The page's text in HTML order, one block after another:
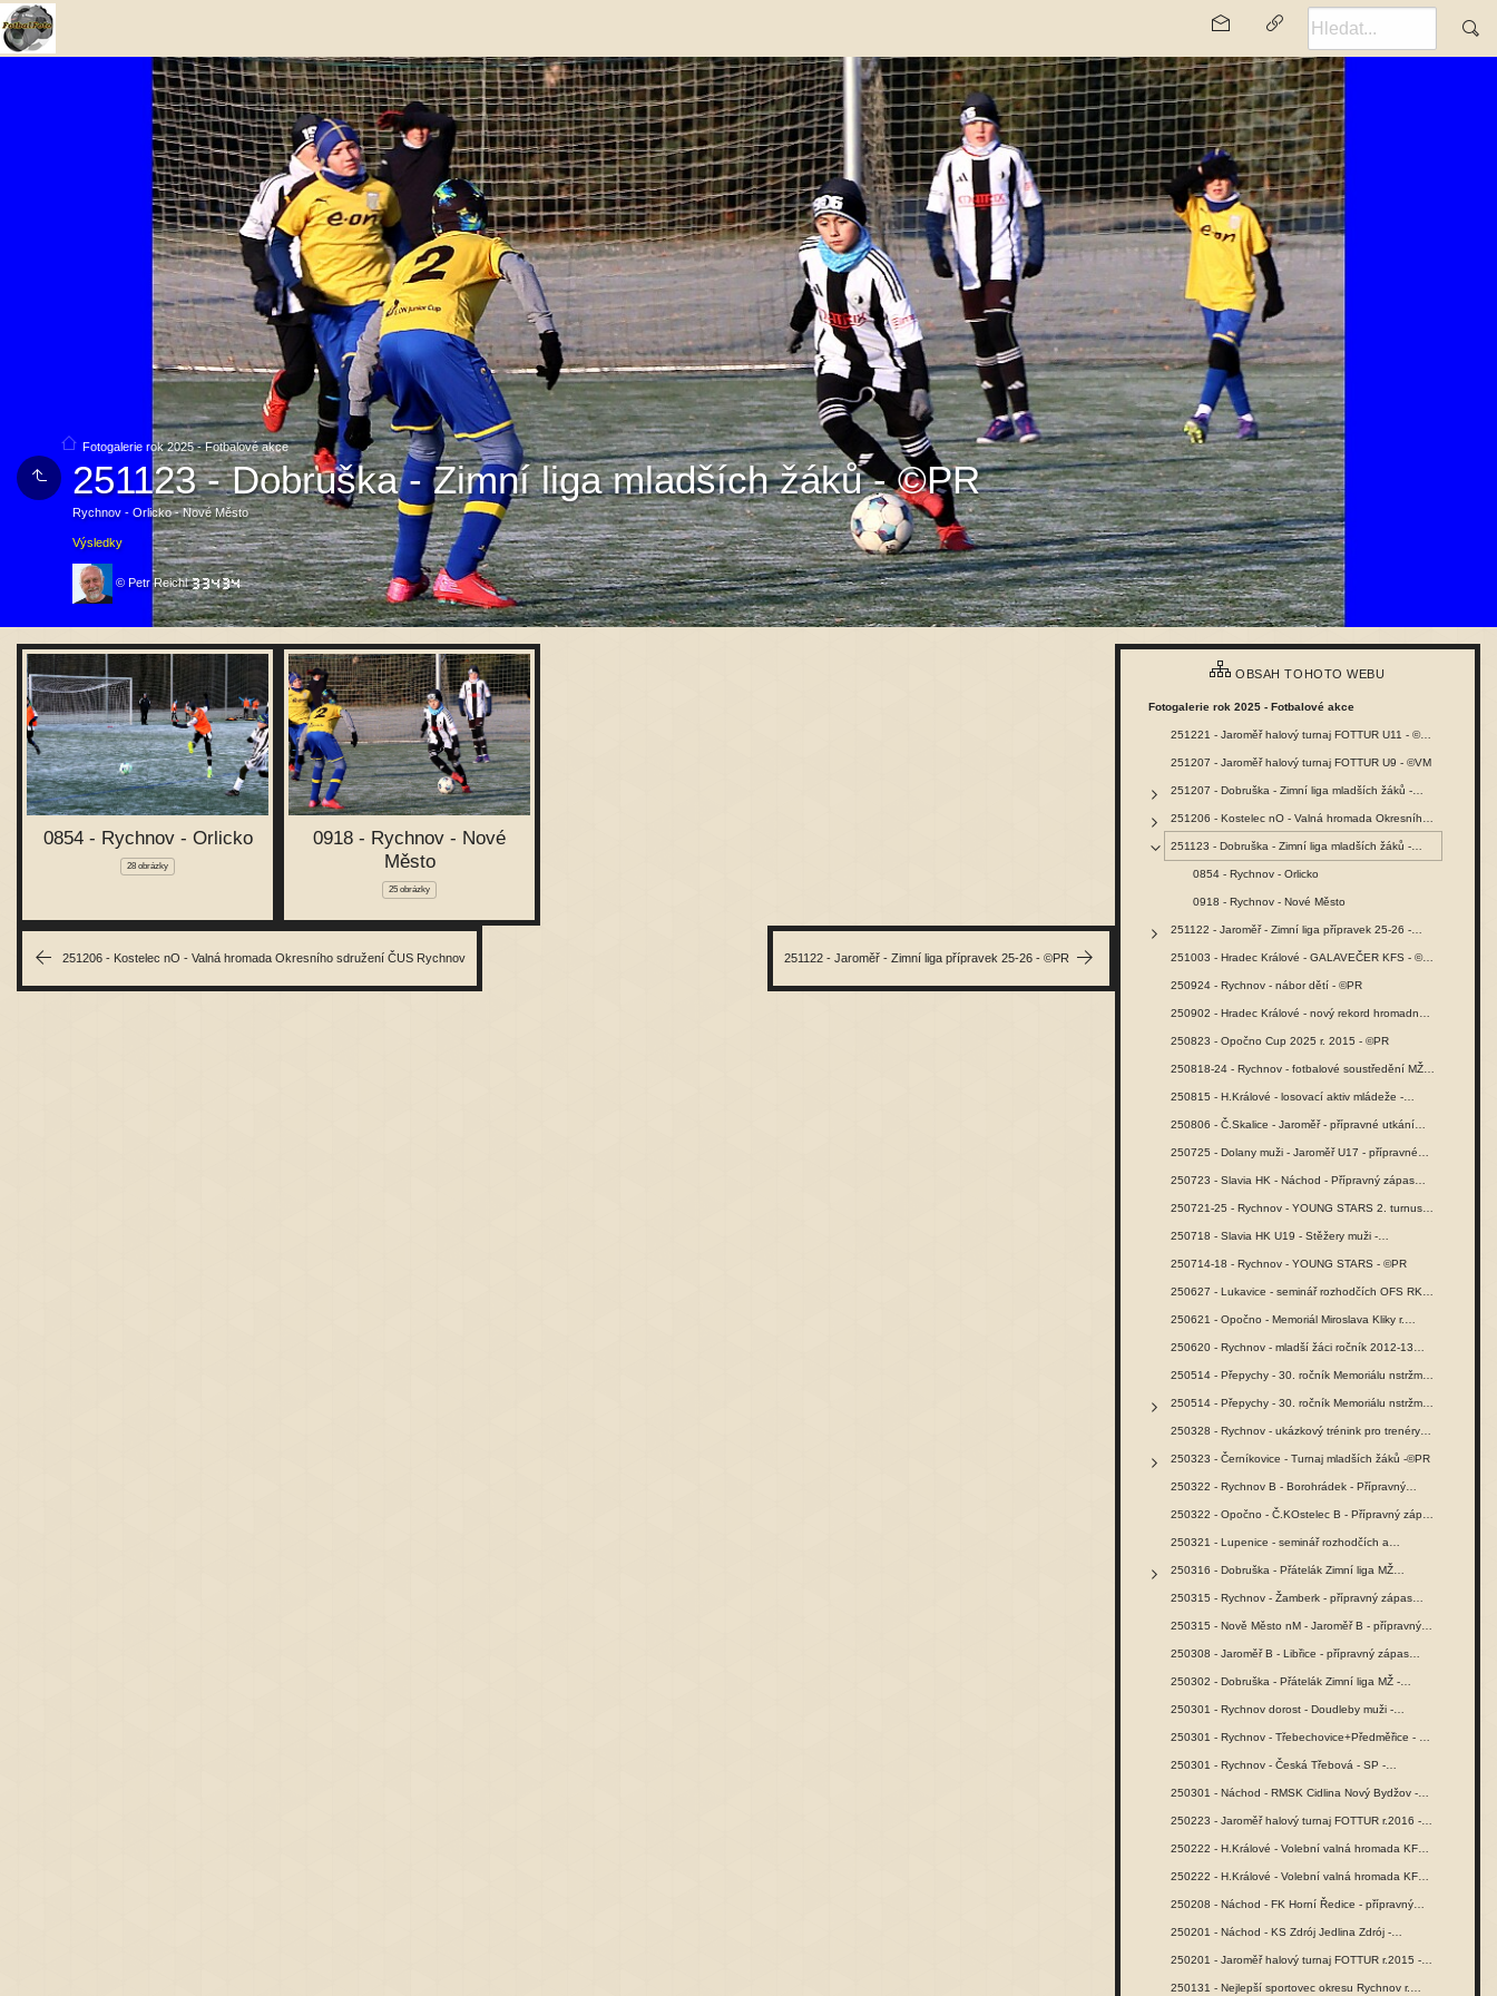
Fotogalerie rok 2025 - Fotbalové akce
251123 - Dobruška - Zimní liga mladších žáků - ©PR
Rychnov - Orlicko - Nové Město
Výsledky
© Petr Reichl
0854 - Rychnov - Orlicko
28 obrázky
0918 - Rychnov - Nové
Město
25 obrázky
251206 - Kostelec nO - Valná hromada Okresního sdružení ČUS Rychnov 251122 - Jaroměř - Zimní liga přípravek 25-26 - ©PR
OBSAH TOHOTO WEBU
Fotogalerie rok 2025 - Fotbalové akce
251221 - Jaroměř halový turnaj FOTTUR U11 - ©VM
251207 - Jaroměř halový turnaj FOTTUR U9 - ©VM
251207 - Dobruška - Zimní liga mladších žáků -…
251123 - Dobruška - Zimní liga mladších žáků -…
0854 - Rychnov - Orlicko
0918 - Rychnov - Nové Město
251122 - Jaroměř - Zimní liga přípravek 25-26 -…
251003 - Hradec Králové - GALAVEČER KFS - ©PR
250924 - Rychnov - nábor dětí - ©PR
250823 - Opočno Cup 2025 r. 2015 - ©PR
250818-24 - Rychnov - fotbalové soustředění MŽ -…
250815 - H.Králové - losovací aktiv mládeže -…
250806 - Č.Skalice - Jaroměř - přípravné utkání…
250725 - Dolany muži - Jaroměř U17 - přípravné…
250723 - Slavia HK - Náchod - Přípravný zápas…
250721-25 - Rychnov - YOUNG STARS 2. turnus -…
250718 - Slavia HK U19 - Stěžery muži -…
250714-18 - Rychnov - YOUNG STARS - ©PR
250621 - Opočno - Memoriál Miroslava Kliky r.…
250620 - Rychnov - mladší žáci ročník 2012-13…
250514 - Přepychy - 30. ročník Memoriálu nstržm.…
250514 - Přepychy - 30. ročník Memoriálu nstržm.…
250328 - Rychnov - ukázkový trénink pro trenéry…
250323 - Černíkovice - Turnaj mladších žáků -©PR
250322 - Rychnov B - Borohrádek - Přípravný…
250321 - Lupenice - seminář rozhodčích a…
250316 - Dobruška - Přátelák Zimní liga MŽ…
250315 - Rychnov - Žamberk - přípravný zápas…
250315 - Nově Město nM - Jaroměř B - přípravný…
250308 - Jaroměř B - Libřice - přípravný zápas…
250302 - Dobruška - Přátelák Zimní liga MŽ -…
250301 - Rychnov dorost - Doudleby muži -…
250301 - Rychnov - Česká Třebová - SP -…
250301 - Náchod - RMSK Cidlina Nový Bydžov -…
250223 - Jaroměř halový turnaj FOTTUR r.2016 -…
250222 - H.Králové - Volební valná hromada KFS…
250222 - H.Králové - Volební valná hromada KFS…
250208 - Náchod - FK Horní Ředice - přípravný…
250201 - Náchod - KS Zdrój Jedlina Zdrój -…
250201 - Jaroměř halový turnaj FOTTUR r.2015 -…
250131 - Nejlepší sportovec okresu Rychnov r.…